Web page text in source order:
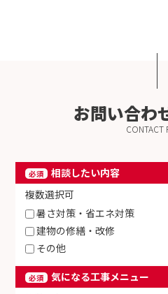
お問い合わ
CONTACT
必須
相談したい内容
複数選択可
暑さ対策・省エネ対策
建物の修繕・改修
その他
必須
気になる工事メニュー